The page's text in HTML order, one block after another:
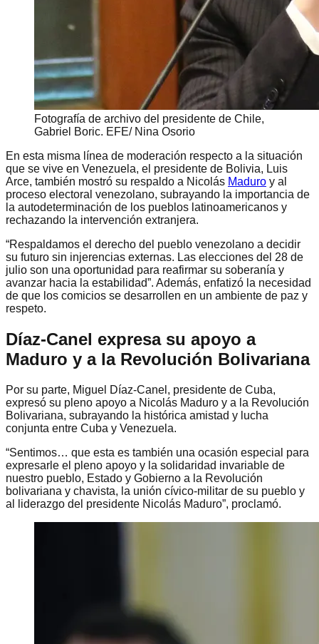
Fotografía de archivo del presidente de Chile,
Gabriel Boric. EFE/ Nina Osorio
En esta misma línea de moderación respecto a la situación
que se vive en Venezuela, el presidente de Bolivia, Luis
Arce, también mostró su respaldo a Nicolás Maduro y al
proceso electoral venezolano, subrayando la importancia de
la autodeterminación de los pueblos latinoamericanos y
rechazando la intervención extranjera.
“Respaldamos el derecho del pueblo venezolano a decidir
su futuro sin injerencias externas. Las elecciones del 28 de
julio son una oportunidad para reafirmar su soberanía y
avanzar hacia la estabilidad”. Además, enfatizó la necesidad
de que los comicios se desarrollen en un ambiente de paz y
respeto.
Díaz-Canel expresa su apoyo a
Maduro y a la Revolución Bolivariana
Por su parte, Miguel Díaz-Canel, presidente de Cuba,
expresó su pleno apoyo a Nicolás Maduro y a la Revolución
Bolivariana, subrayando la histórica amistad y lucha
conjunta entre Cuba y Venezuela.
“Sentimos… que esta es también una ocasión especial para
expresarle el pleno apoyo y la solidaridad invariable de
nuestro pueblo, Estado y Gobierno a la Revolución
bolivariana y chavista, la unión cívico-militar de su pueblo y
al liderazgo del presidente Nicolás Maduro”, proclamó.